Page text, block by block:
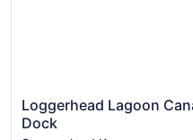
Loggerhead
Lagoon
Canalfront
Loggerhead Lagoon
Dock